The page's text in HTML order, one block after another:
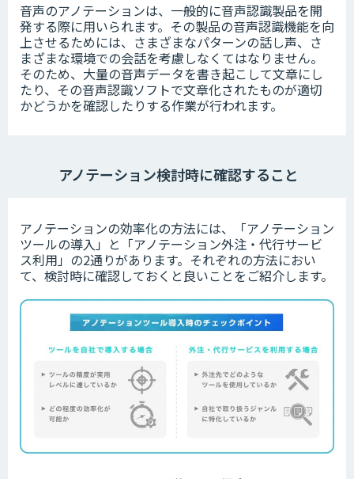
音声のアノテーションは、一般的に音声認識製品を開
発する際に用いられます。その製品の音声認識機能を向
上させるためには、さまざまなパターンの話し声、さ
まざまな環境での会話を考慮しなくてはなりません。
そのため、大量の音声データを書き起こして文章にし
たり、その音声認識ソフトで文章化されたものが適切
かどうかを確認したりする作業が行われます。
アノテーション検討時に確認すること
アノテーションの効率化の方法には、「アノテーション
ツールの導入」と「アノテーション外注・代行サービ
ス利用」の2通りがあります。 それぞれの方法におい
て、検討時に確認しておくと良いことをご紹介します。